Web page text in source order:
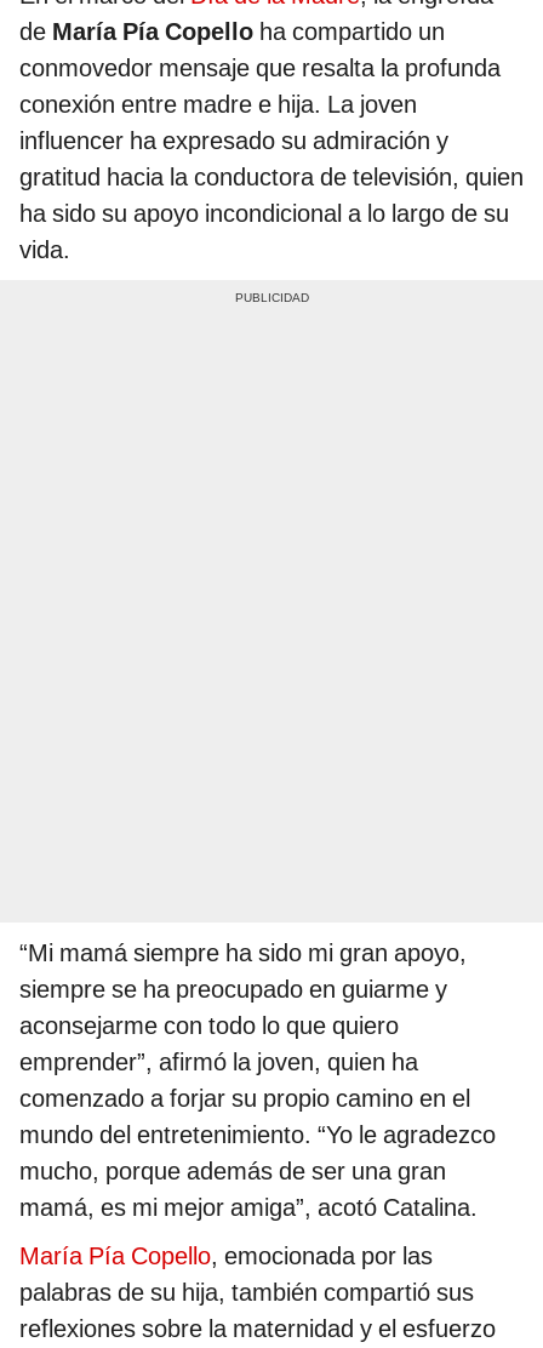
de María Pía Copello ha compartido un
conmovedor mensaje que resalta la profunda
conexión entre madre e hija. La joven
influencer ha expresado su admiración y
gratitud hacia la conductora de televisión, quien
ha sido su apoyo incondicional a lo largo de su
vida.
“Mi mamá siempre ha sido mi gran apoyo,
siempre se ha preocupado en guiarme y
aconsejarme con todo lo que quiero
emprender”, afirmó la joven, quien ha
comenzado a forjar su propio camino en el
mundo del entretenimiento. “Yo le agradezco
mucho, porque además de ser una gran
mamá, es mi mejor amiga”, acotó Catalina.
María Pía Copello, emocionada por las
palabras de su hija, también compartió sus
reflexiones sobre la maternidad y el esfuerzo